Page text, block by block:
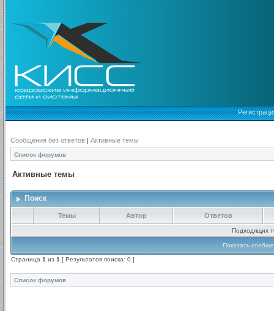
Сообщения без ответов | Активные темы
Список форумов
Активные темы
Поиск
Темы Автор Ответов
Подходящих
Показать
Страница 1 из 1 [ Результатов поиска: 0 ]
Список форумов